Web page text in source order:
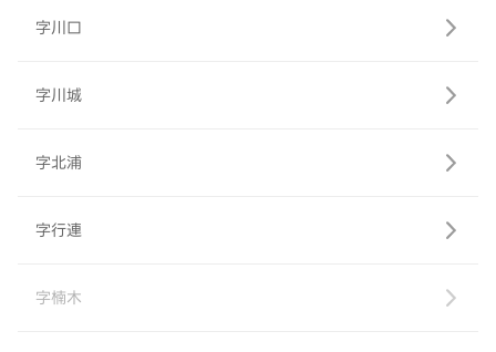
字川口
字川城
字北浦
字行連
字楠木